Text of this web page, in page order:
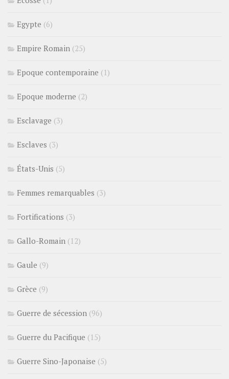
Egypte (6)
Empire Romain (25)
Epoque contemporaine (1)
Epoque moderne (2)
Esclavage (3)
Esclaves (3)
États-Unis (5)
Femmes remarquables (3)
Fortifications (3)
Gallo-Romain (12)
Gaule (9)
Grèce (9)
Guerre de sécession (96)
Guerre du Pacifique (15)
Guerre Sino-Japonaise (5)